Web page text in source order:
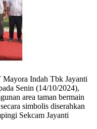
Indah Tbk Jayanti
Senin (14/10/2024),
area taman bermain
simbolis diserahkan
Sekcam Jayanti